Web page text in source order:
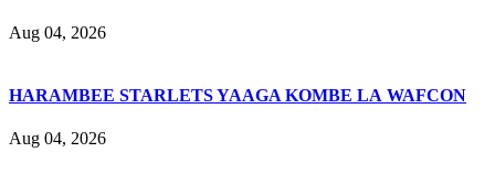
Aug 04, 2026
HARAMBEE STARLETS YAAGA KOMBE LA WAFCON
Aug 04, 2026